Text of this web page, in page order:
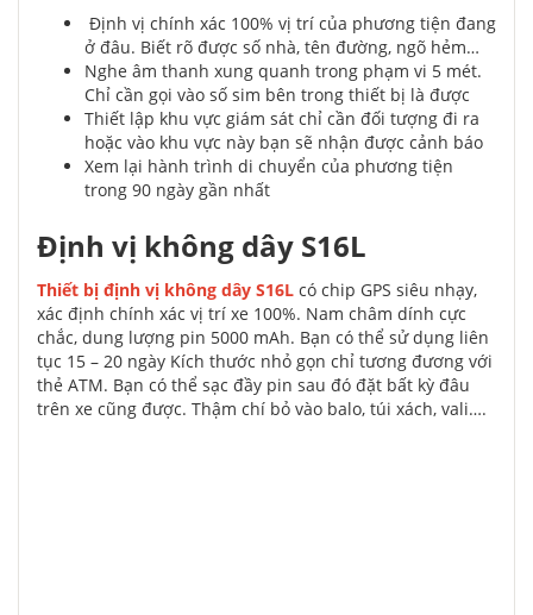
Định vị chính xác 100% vị trí của phương tiện đang
ở đâu. Biết rõ được số nhà, tên đường, ngõ hẻm…
Nghe âm thanh xung quanh trong phạm vi 5 mét.
Chỉ cần gọi vào số sim bên trong thiết bị là được
Thiết lập khu vực giám sát chỉ cần đối tượng đi ra
hoặc vào khu vực này bạn sẽ nhận được cảnh báo
Xem lại hành trình di chuyển của phương tiện
trong 90 ngày gần nhất
Định vị không dây S16L
Thiết bị định vị không dây S16L có chip GPS siêu nhạy,
xác định chính xác vị trí xe 100%. Nam châm dính cực
chắc, dung lượng pin 5000 mAh. Bạn có thể sử dụng liên
tục 15 – 20 ngày Kích thước nhỏ gọn chỉ tương đương với
thẻ ATM. Bạn có thể sạc đầy pin sau đó đặt bất kỳ đâu
trên xe cũng được. Thậm chí bỏ vào balo, túi xách, vali….